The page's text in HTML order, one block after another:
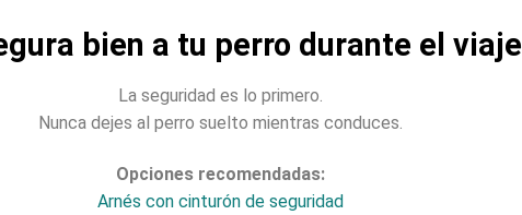
bien a tu perro durante el viaje
La seguridad es lo primero.
Nunca dejes al perro suelto mientras conduces.
Opciones recomendadas:
Arnés con cinturón de seguridad